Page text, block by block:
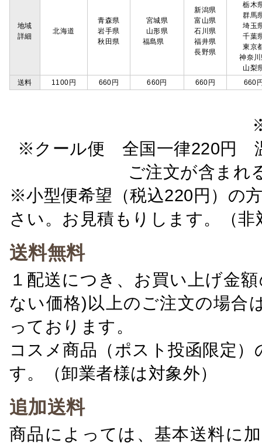
地域
詳細
北海道
青森県
岩手県
秋田県
宮城県
山形県
福島県
新潟県
富山県
石川県
福井県
長野県
栃木
群馬
埼玉
千葉
東京
神奈
山梨
送料
1100円 660円 660円 660円 660
※クール便 全国一律220円
ご注文が含ま
※小型便希望（税込220円）の
さい。お見積もりします。（非
送料無料
１配送につき、お買い上げ金
ない価格)以上のご注文の場合
っております。
コスメ商品（ポスト投函限定
す。（卸業者様は対象外）
追加送料
商品によっては、基本送料に